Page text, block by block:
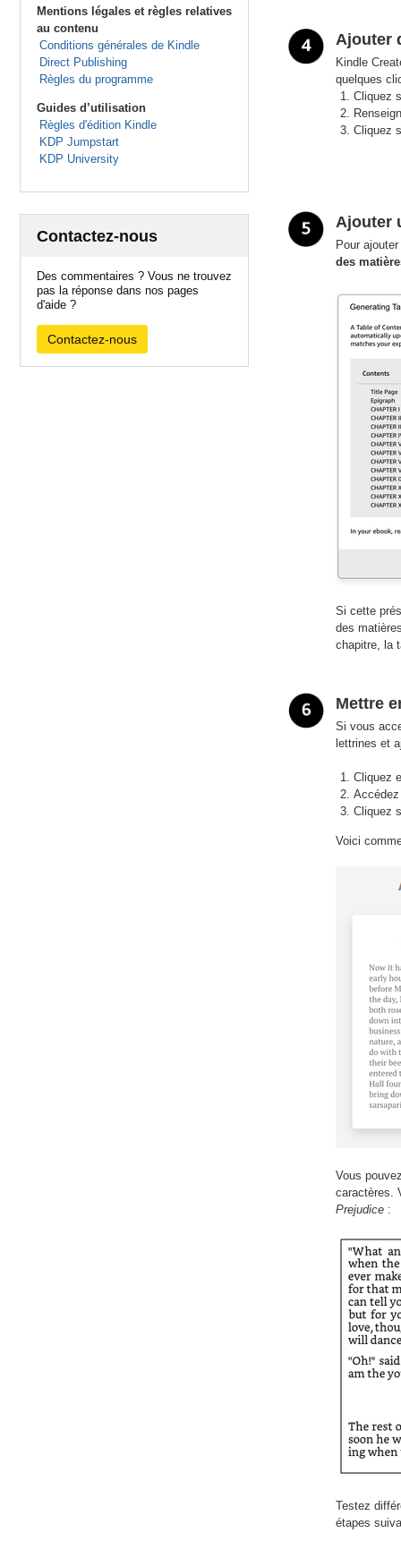
Mentions légales et règles relatives
au contenu
Conditions générales de Kindle
Direct Publishing
Règles du programme
Guides d’utilisation
Règles d'édition Kindle
KDP Jumpstart
KDP University
Contactez-nous
Des commentaires ? Vous ne trouvez
pas la réponse dans nos pages
d'aide ?
Contactez-nous
Ajouter
Kindle
quelques
Cliquez
Cliquez
Ajouter
Pour
des
Si cette
des
chapitre, la
Mettre
Si vous
lettrines et
Cliquez
Cliquez
Voici
Vous
caractères.
Prejudice :
Testez
étapes